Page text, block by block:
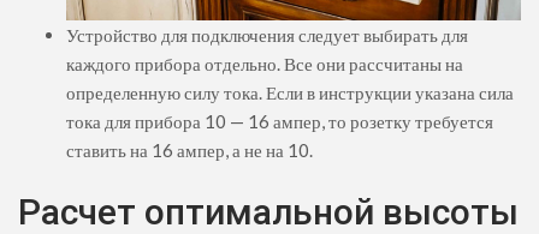
Устройство для подключения следует выбирать для
каждого прибора отдельно. Все они рассчитаны на
определенную силу тока. Если в инструкции указана сила
тока для прибора 10 — 16 ампер, то розетку требуется
ставить на 16 ампер, а не на 10.
Расчет оптимальной высоты